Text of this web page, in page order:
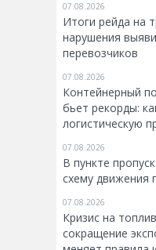
07.08.2026
Итоги рейда на
нарушения
перевозчиков
07.08.2026
Контейнерный
бьет рекорды:
логистическую
07.08.2026
В пункте
схему движения
07.08.2026
Кризис на
сокращение